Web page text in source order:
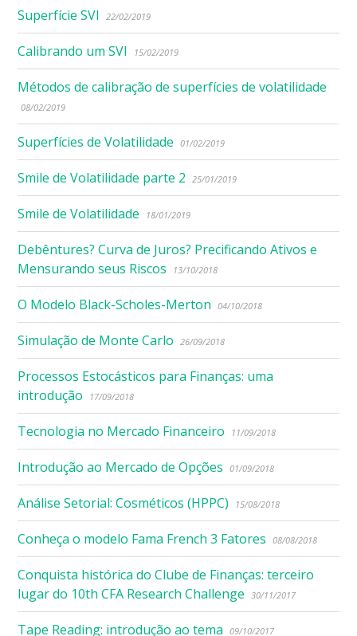
Superfície SVI 22/02/2019
Calibrando um SVI 15/02/2019
Métodos de calibração de superfícies de volatilidade
08/02/2019
Superfícies de Volatilidade 01/02/2019
Smile de Volatilidade parte 2 25/01/2019
Smile de Volatilidade 18/01/2019
Debêntures? Curva de Juros? Precificando Ativos e
Mensurando seus Riscos
13/10/2018
O Modelo Black-Scholes-Merton 04/10/2018
Simulação de Monte Carlo 26/09/2018
Processos Estocásticos para Finanças: uma
introdução
17/09/2018
Tecnologia no Mercado Financeiro 11/09/2018
Introdução ao Mercado de Opções 01/09/2018
Análise Setorial: Cosméticos (HPPC) 15/08/2018
Conheça o modelo Fama French 3 Fatores 08/08/2018
Conquista histórica do Clube de Finanças: terceiro
lugar do 10th CFA Research Challenge
30/11/2017
Tape Reading: introdução ao tema 09/10/2017